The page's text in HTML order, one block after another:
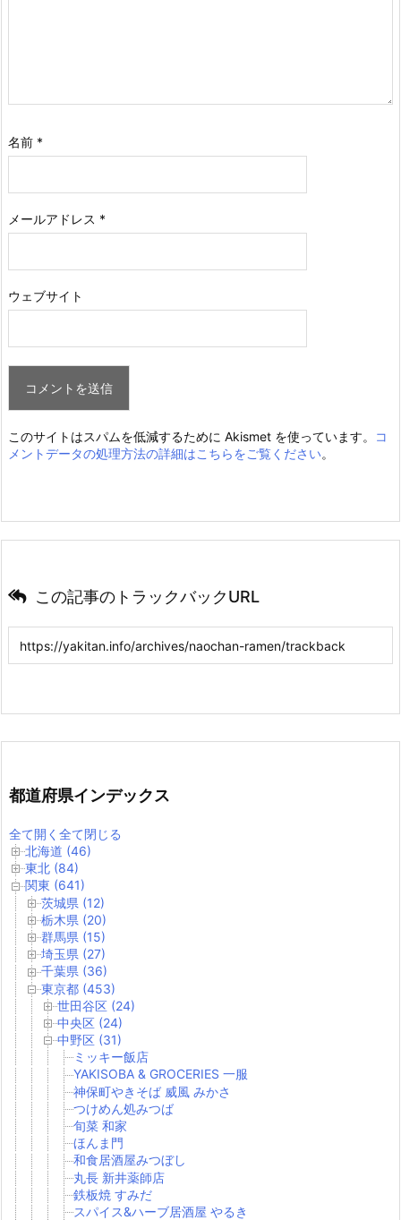
名前 *
メールアドレス *
ウェブサイト
このサイトはスパムを低減するために Akismet を使っています。
コ
メントデータの処理方法の詳細はこちらをご覧ください。
この記事のトラックバックURL
都道府県インデックス
全て開く 全て閉じる
北海道 (46)
東北 (84)
関東 (641)
茨城県 (12)
栃木県 (20)
群馬県 (15)
埼玉県 (27)
千葉県 (36)
東京都 (453)
世田谷区 (24)
中央区 (24)
中野区 (31)
ミッキー飯店
YAKISOBA & GROCERIES 一服
神保町やきそば 威風 みかさ
つけめん処みつば
旬菜 和家
ほんま門
和食居酒屋みつぼし
丸長 新井薬師店
鉄板焼 すみだ
スパイス&ハーブ居酒屋 やるき